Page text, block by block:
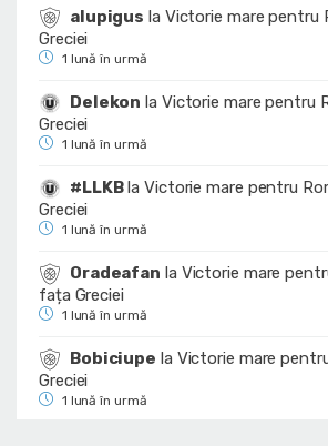
alupigus la Victorie mare pentru
Greciei
1 lună în urmă
Delekon la Victorie mare pentru
Greciei
1 lună în urmă
#LLKBlaVictorie mare pentru
Greciei
1 lună în urmă
Oradeafan la Victorie mare
fața Greciei
1 lună în urmă
Bobiciupe la Victorie mare
Greciei
1 lună în urmă